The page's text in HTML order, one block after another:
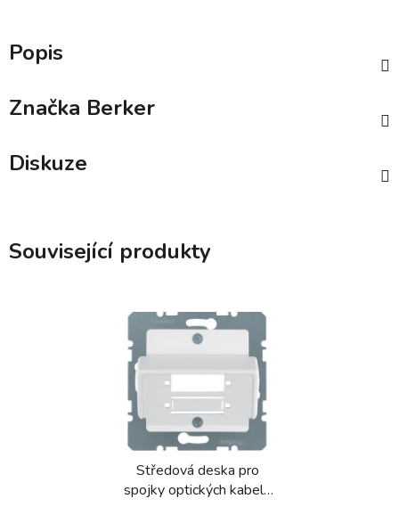
Popis
Značka Berker
Diskuze
Související produkty
Středová deska pro
spojky optických kabelů